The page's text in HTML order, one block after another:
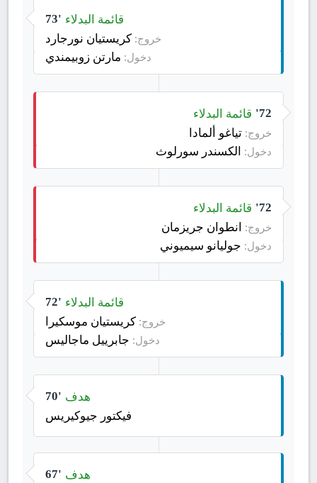
73' قائمة البدلاء
خروج: كريستيان نورجارد
دخول: مارتن زوبيمندي
72' قائمة البدلاء
خروج: تياغو ألمادا
دخول: الكسندر سورلوث
72' قائمة البدلاء
خروج: انطوان جريزمان
دخول: جوليانو سيميوني
72' قائمة البدلاء
خروج: كريستيان موسكيرا
دخول: جابرييل ماجاليس
70' هدف
فيكتور جيوكيريس
67' هدف